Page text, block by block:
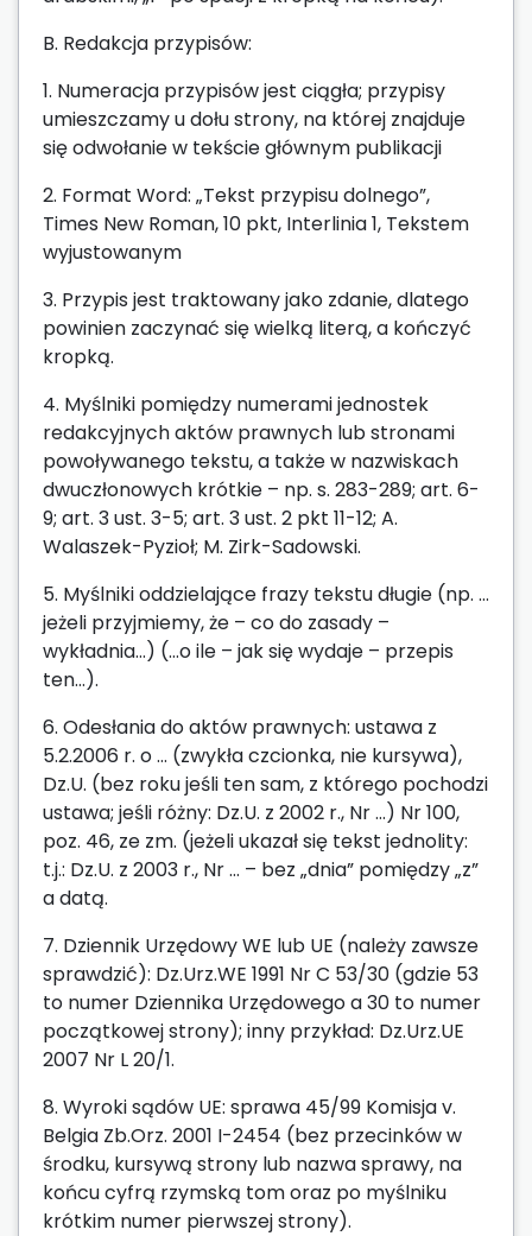
B. Redakcja przypisów:
1. Numeracja przypisów jest ciągła; przypisy
umieszczamy u dołu strony, na której znajduje
się odwołanie w tekście głównym publikacji
2. Format Word: „Tekst przypisu dolnego”,
Times New Roman, 10 pkt, Interlinia 1, Tekstem
wyjustowanym
3. Przypis jest traktowany jako zdanie, dlatego
powinien zaczynać się wielką literą, a kończyć
kropką.
4. Myślniki pomiędzy numerami jednostek
redakcyjnych aktów prawnych lub stronami
powoływanego tekstu, a także w nazwiskach
dwuczłonowych krótkie – np. s. 283-289; art. 6-
9; art. 3 ust. 3-5; art. 3 ust. 2 pkt 11-12; A.
Walaszek-Pyzioł; M. Zirk-Sadowski.
5. Myślniki oddzielające frazy tekstu długie (np. …
jeżeli przyjmiemy, że – co do zasady –
wykładnia…) (…o ile – jak się wydaje – przepis
ten…).
6. Odesłania do aktów prawnych: ustawa z
5.2.2006 r. o … (zwykła czcionka, nie kursywa),
Dz.U. (bez roku jeśli ten sam, z którego pochodzi
ustawa; jeśli różny: Dz.U. z 2002 r., Nr …) Nr 100,
poz. 46, ze zm. (jeżeli ukazał się tekst jednolity:
t.j.: Dz.U. z 2003 r., Nr … – bez „dnia” pomiędzy „z”
a datą.
7. Dziennik Urzędowy WE lub UE (należy zawsze
sprawdzić): Dz.Urz.WE 1991 Nr C 53/30 (gdzie 53
to numer Dziennika Urzędowego a 30 to numer
początkowej strony); inny przykład: Dz.Urz.UE
2007 Nr L 20/1.
8. Wyroki sądów UE: sprawa 45/99 Komisja v.
Belgia Zb.Orz. 2001 I-2454 (bez przecinków w
środku, kursywą strony lub nazwa sprawy, na
końcu cyfrą rzymską tom oraz po myślniku
krótkim numer pierwszej strony).